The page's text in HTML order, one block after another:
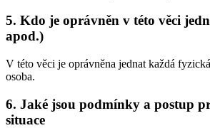
5. Kdo je oprávněn v této věci
apod.)
V této věci je oprávněna jednat každá
osoba.
6. Jaké jsou podmínky a postup
situace